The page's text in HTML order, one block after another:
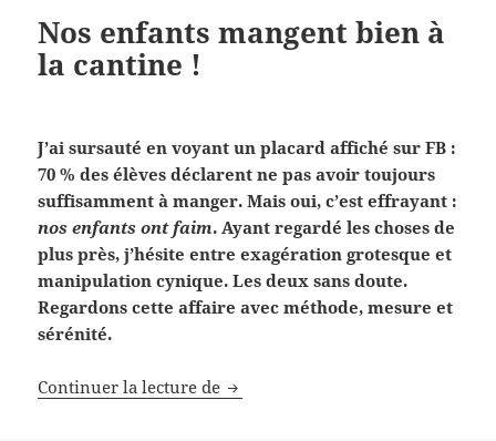
Nos enfants mangent bien à
la cantine !
J’ai sursauté en voyant un placard affiché sur FB :
70 % des élèves déclarent ne pas avoir toujours
suffisamment à manger. Mais oui, c’est effrayant :
nos enfants ont faim. Ayant regardé les choses de
plus près, j’hésite entre exagération grotesque et
manipulation cynique. Les deux sans doute.
Regardons cette affaire avec méthode, mesure et
sérénité.
Continuer la lecture de Nos enfants mangent bien à la